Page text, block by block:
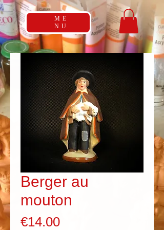
ME
NU
Berger au
mouton
€14.00Price